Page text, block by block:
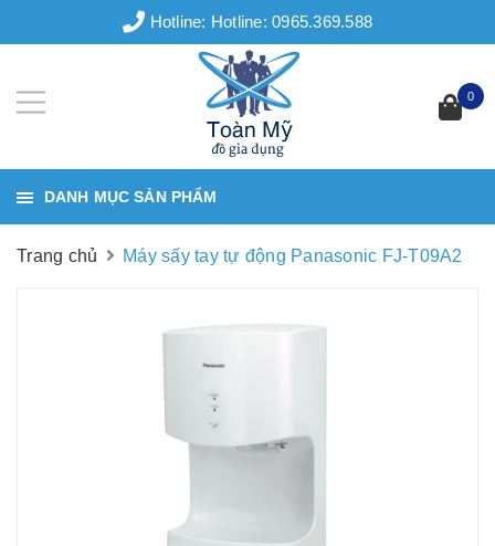
Hotline: Hotline: 0965.369.588
0
DANH MỤC SẢN PHẨM
Trang chủ Máy sấy tay tự động Panasonic FJ-T09A2